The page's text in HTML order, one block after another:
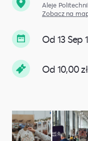
Aleje
Zobacz na
Od 13 Sep
Od 10,00 zł